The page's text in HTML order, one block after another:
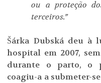
ou a proteção
terceiros.”
Šárka Dubská deu à
hospital em 2007,
durante o parto, o
coagiu-a a submeter-